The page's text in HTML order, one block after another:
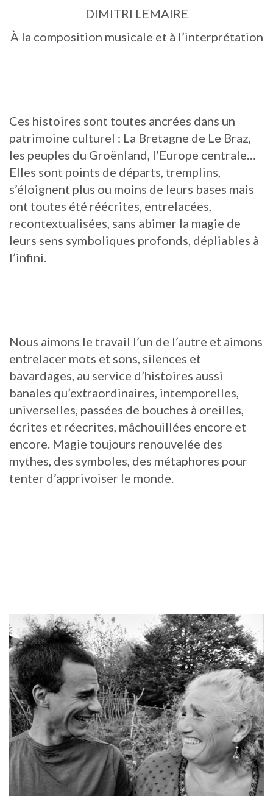
DIMITRI LEMAIRE
À la composition musicale et à l’interprétation
Ces histoires sont toutes ancrées dans un
patrimoine culturel : La Bretagne de Le Braz,
les peuples du Groënland, l’Europe centrale…
Elles sont points de départs, tremplins,
s’éloignent plus ou moins de leurs bases mais
ont toutes été réécrites, entrelacées,
recontextualisées, sans abimer la magie de
leurs sens symboliques profonds, dépliables à
l’infini.
Nous aimons le travail l’un de l’autre et aimons
entrelacer mots et sons, silences et
bavardages, au service d’histoires aussi
banales qu’extraordinaires, intemporelles,
universelles, passées de bouches à oreilles,
écrites et réecrites, mâchouillées encore et
encore. Magie toujours renouvelée des
mythes, des symboles, des métaphores pour
tenter d’apprivoiser le monde.